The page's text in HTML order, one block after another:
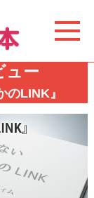
ュー
LINK』